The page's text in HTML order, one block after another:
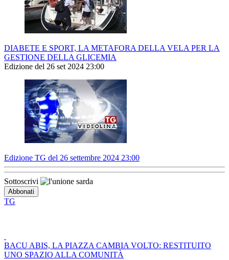
DIABETE E SPORT, LA METAFORA DELLA VELA PER LA
GESTIONE DELLA GLICEMIA
Edizione del 26 set 2024 23:00
Edizione TG del 26 settembre 2024 23:00
Sottoscrivi
TG
BACU ABIS, LA PIAZZA CAMBIA VOLTO: RESTITUITO
UNO SPAZIO ALLA COMUNITÀ